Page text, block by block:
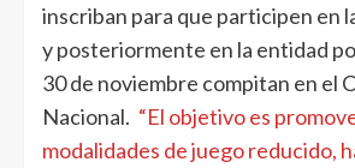
inscriban para que participen en
y posteriormente en la entidad
30 de noviembre compitan en el
Nacional. “El objetivo es
modalidades de juego reducido,